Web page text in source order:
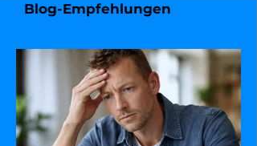
Blog-Empfehlungen